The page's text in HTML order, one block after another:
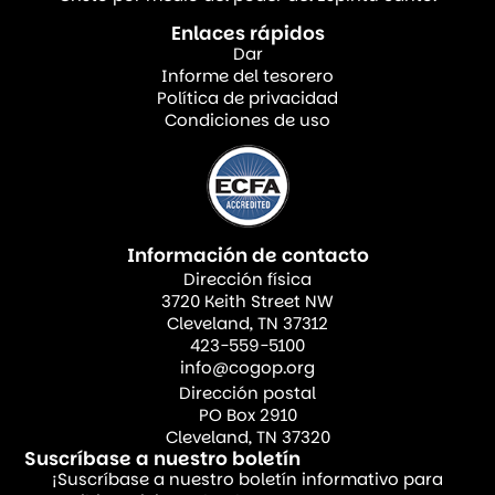
de la espera, sino que replantea la espera a
la luz de la fidelidad de Dios. Un corazón
agradecido recuerda Sus misericordias
pasadas y dice: “Bendice, alma mía, a
Jehová, y no olvides ninguno de sus
”. (Salmo 103:2) Recordar tiene el
potencial de alimentar la confianza en el
futuro. De repente, la espera ya no se siente
como un abandono, sino como una
anticipación. La gratitud transforma el
desierto árido en tierra santa, donde
nuestra fe se profundiza en lugar de
Lo cierto es que ya tenemos una promesa
Enlaces rápidos
Dar
Informe del tesorero
Política de privacidad
Condiciones de uso
Información de contacto
Dirección física
3720 Keith Street NW
Cleveland, TN 37312
423-559-5100
info@cogop.org
Dirección postal
PO Box 2910
Cleveland, TN 37320
Suscríbase a nuestro boletín
¡Suscríbase a nuestro boletín informativo para